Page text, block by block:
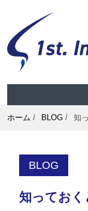
ホーム / BLOG / 知
BLOG
知っておく